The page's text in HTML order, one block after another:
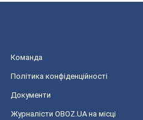
Команда
Політика конфіденційності
Документи
Журналісти OBOZ.UA на місці